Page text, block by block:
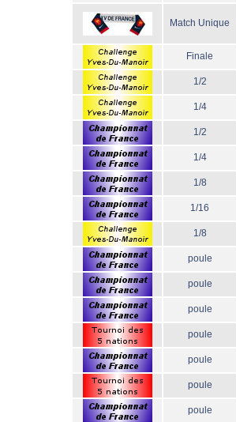
Match Unique
Finale
1/2
1/4
1/2
1/4
1/8
1/16
1/8
poule
poule
poule
poule
poule
poule
poule